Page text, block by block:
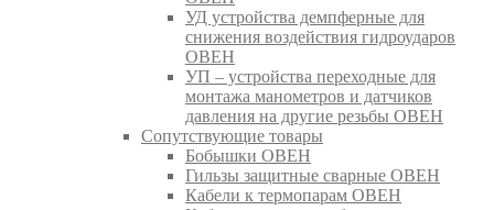
УД устройства демпферные для
снижения воздействия гидроударов
ОВЕН
УП – устройства переходные для
монтажа манометров и датчиков
давления на другие резьбы ОВЕН
Сопутствующие товары
Бобышки ОВЕН
Гильзы защитные сварные ОВЕН
Кабели к термопарам ОВЕН